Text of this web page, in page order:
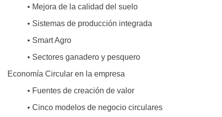
• Mejora de la calidad del suelo
• Sistemas de producción integrada
• Smart Agro
• Sectores ganadero y pesquero
Economía Circular en la empresa
• Fuentes de creación de valor
• Cinco modelos de negocio circulares